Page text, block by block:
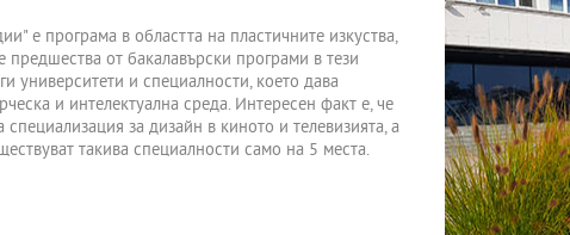
е програма в областта на пластичните изкуства,
предшества от бакалавърски програми в тези
университети и специалности, което дава
и интелектуална среда. Интересен факт е, че
за дизайн в киното и телевизията, а
такива специалности само на 5 места.